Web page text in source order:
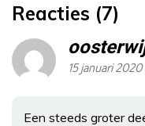
Reacties (7)
15 januari
Een steeds groter